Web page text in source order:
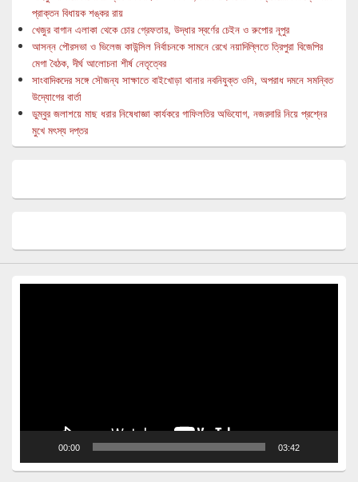
প্রাক্তন বিধায়ক শঙ্কর রায়
খেজুর বাগান এলাকা থেকে চোর গ্রেফতার, উদ্ধার স্বর্ণের চেইন ও রুপোর নূপুর
আসন্ন পৌরসভা ও ভিলেজ কাউন্সিল নির্বাচনকে সামনে রেখে নয়াদিল্লিতে ত্রিপুরা বিজেপির
মেগা বৈঠক, দীর্ঘ আলোচনা শীর্ষ নেতৃত্বের
সাংবাদিকদের সঙ্গে সৌজন্য সাক্ষাতে বাইখোড়া থানার নবনিযুক্ত ওসি, অপরাধ দমনে সমন্বিত
উদ্যোগের বার্তা
ডুম্বুর জলাশয়ে মাছ ধরার নিষেধাজ্ঞা কার্যকরে গাফিলতির অভিযোগ, নজরদারি নিয়ে প্রশ্নের
মুখে মৎস্য দপ্তর
00:00 03:42